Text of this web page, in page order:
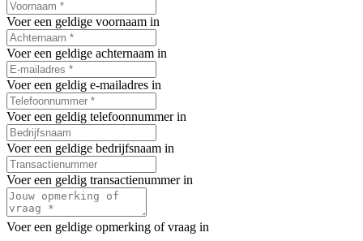
Voer een geldige voornaam in
Voer een geldige achternaam in
Voer een geldig e-mailadres in
Voer een geldig telefoonnummer in
Voer een geldige bedrijfsnaam in
Voer een geldig transactienummer in
Voer een geldige opmerking of vraag in